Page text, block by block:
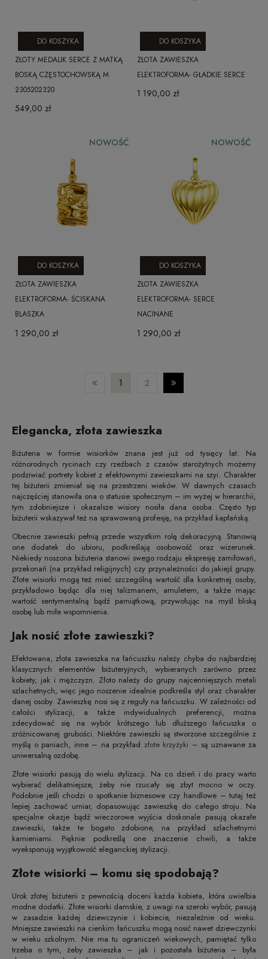
ZŁOTY MEDALIK SERCE Z MATKĄ
BOSKĄ CZĘSTOCHOWSKĄ M
2305202320
549,00 zł
DO KOSZYKA
ZŁOTA ZAWIESZKA
ELEKTROFORMA- GŁADKIE SERCE
1 190,00 zł
DO KOSZYKA
ZŁOTA ZAWIESZKA
ELEKTROFORMA- ŚCISKANA
BLASZKA
1 290,00 zł
DO KOSZYKA
NOWOŚĆ
ZŁOTA ZAWIESZKA
ELEKTROFORMA- SERCE
NACINANE
1 290,00 zł
DO KOSZYKA
NOWOŚĆ
1 2
Elegancka, złota zawieszka
Biżuteria w formie wisiorków znana jest już od tysięcy lat. Na
różnorodnych rycinach czy rzeźbach z czasów starożytnych możemy
podziwiać portrety kobiet z efektownymi zawieszkami na szyi. Charakter
tej biżuterii zmieniał się na przestrzeni wieków. W dawnych czasach
najczęściej stanowiła ona o statusie społecznym – im wyżej w hierarchii,
tym zdobniejsze i okazalsze wisiory nosiła dana osoba. Często typ
biżuterii wskazywał też na sprawowaną profesję, na przykład kapłańską.
Obecnie zawieszki pełnią przede wszystkim rolę dekoracyjną. Stanowią
one dodatek do ubioru, podkreślają osobowość oraz wizerunek.
Niekiedy noszona biżuteria stanowi swego rodzaju ekspresję zamiłowań,
przekonań (na przykład religijnych) czy przynależności do jakiejś grupy.
Złote wisiorki mogą też mieć szczególną wartość dla konkretnej osoby,
przykładowo będąc dla niej talizmanem, amuletem, a także mając
wartość sentymentalną bądź pamiątkową, przywołując na myśl bliską
osobę lub miłe wspomnienia.
Jak nosić złote zawieszki?
Efektowana, złota zawieszka na łańcuszku należy chyba do najbardziej
klasycznych elementów biżuteryjnych, wybieranych zarówno przez
kobiety, jak i mężczyzn. Złoto należy do grupy najcenniejszych metali
szlachetnych, więc jego noszenie idealnie podkreśla styl oraz charakter
danej osoby. Zawieszkę nosi się z reguły na łańcuszku. W zależności od
całości stylizacji, a także indywidualnych preferencji, można
zdecydować się na wybór krótszego lub dłuższego łańcuszka o
zróżnicowanej grubości. Niektóre zawieszki są stworzone szczególnie z
myślą o paniach, inne – na przykład złote krzyżyki – są uznawane za
uniwersalną ozdobę.
Złote wisiorki pasują do wielu stylizacji. Na co dzień i do pracy warto
wybierać delikatniejsze, żeby nie rzucały się zbyt mocno w oczy.
Podobnie jeśli chodzi o spotkanie biznesowe czy handlowe – tutaj też
lepiej zachować umiar, dopasowując zawieszkę do całego stroju. Na
specjalne okazje bądź wieczorowe wyjścia doskonale pasują okazałe
zawieszki, także te bogato zdobione, na przykład szlachetnymi
kamieniami. Pięknie podkreślą one znaczenie chwili, a także
wyeksponują wyjątkowość eleganckiej stylizacji.
Złote wisiorki – komu się spodobają?
Urok złotej biżuterii z pewnością doceni każda kobieta, która uwielbia
modne dodatki. Złote wisiorki damskie, z uwagi na szeroki wybór, pasują
w zasadzie każdej dziewczynie i kobiecie, niezależnie od wieku.
Mniejsze zawieszki na cienkim łańcuszku mogą nosić nawet dziewczynki
w wieku szkolnym. Nie ma tu ograniczeń wiekowych, pamiętać tylko
trzeba o tym, żeby zawieszka – jak i pozostała biżuteria – była